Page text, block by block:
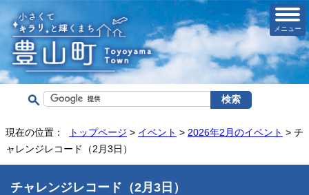
メニュー
現在の位置： トップページ > イベント > 2026年2月のイベント > チ
ャレンジレコード（2月3日）
チャレンジレコード（2月3日）